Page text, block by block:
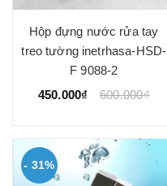
Hộp đựng nước rửa tay
treo tường inetrhasa-HSD-
F 9088-2
450.000₫
600.000₫
- 31%